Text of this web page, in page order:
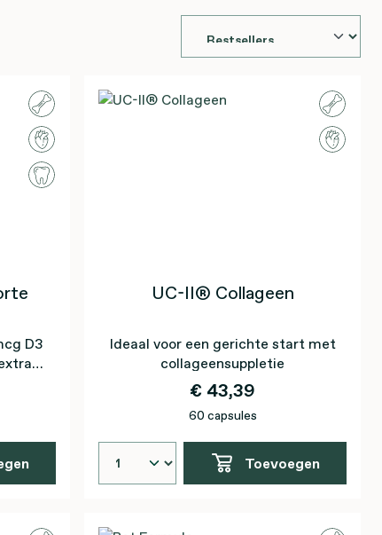
D3
UC-II® Collageen
Ideaal voor een gerichte start met
collageensuppletie
€ 43,39
60 capsules
Toevoegen